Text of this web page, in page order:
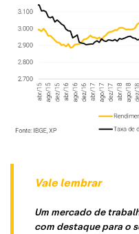
Vale lembrar
Um mercado de
com destaque para o